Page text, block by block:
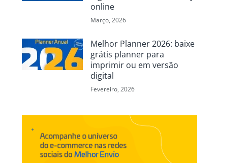
online
Março, 2026
Melhor Planner 2026: baixe
grátis planner para
imprimir ou em versão
digital
Fevereiro, 2026